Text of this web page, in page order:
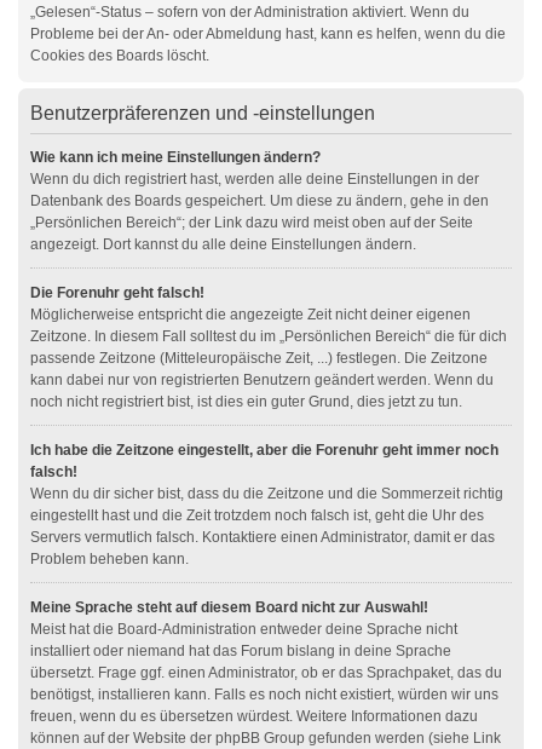
„Gelesen“-Status – sofern von der Administration aktiviert. Wenn du
Probleme bei der An- oder Abmeldung hast, kann es helfen, wenn du die
Cookies des Boards löscht.
Benutzerpräferenzen und -einstellungen
Wie kann ich meine Einstellungen ändern?
Wenn du dich registriert hast, werden alle deine Einstellungen in der
Datenbank des Boards gespeichert. Um diese zu ändern, gehe in den
„Persönlichen Bereich“; der Link dazu wird meist oben auf der Seite
angezeigt. Dort kannst du alle deine Einstellungen ändern.
Die Forenuhr geht falsch!
Möglicherweise entspricht die angezeigte Zeit nicht deiner eigenen
Zeitzone. In diesem Fall solltest du im „Persönlichen Bereich“ die für dich
passende Zeitzone (Mitteleuropäische Zeit, ...) festlegen. Die Zeitzone
kann dabei nur von registrierten Benutzern geändert werden. Wenn du
noch nicht registriert bist, ist dies ein guter Grund, dies jetzt zu tun.
Ich habe die Zeitzone eingestellt, aber die Forenuhr geht immer noch
falsch!
Wenn du dir sicher bist, dass du die Zeitzone und die Sommerzeit richtig
eingestellt hast und die Zeit trotzdem noch falsch ist, geht die Uhr des
Servers vermutlich falsch. Kontaktiere einen Administrator, damit er das
Problem beheben kann.
Meine Sprache steht auf diesem Board nicht zur Auswahl!
Meist hat die Board-Administration entweder deine Sprache nicht
installiert oder niemand hat das Forum bislang in deine Sprache
übersetzt. Frage ggf. einen Administrator, ob er das Sprachpaket, das du
benötigst, installieren kann. Falls es noch nicht existiert, würden wir uns
freuen, wenn du es übersetzen würdest. Weitere Informationen dazu
können auf der Website der phpBB Group gefunden werden (siehe Link